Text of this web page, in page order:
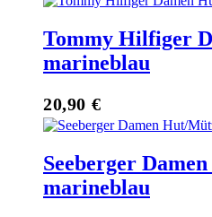
Tommy Hilfiger
marineblau
20,90 €
Seeberger
marineblau